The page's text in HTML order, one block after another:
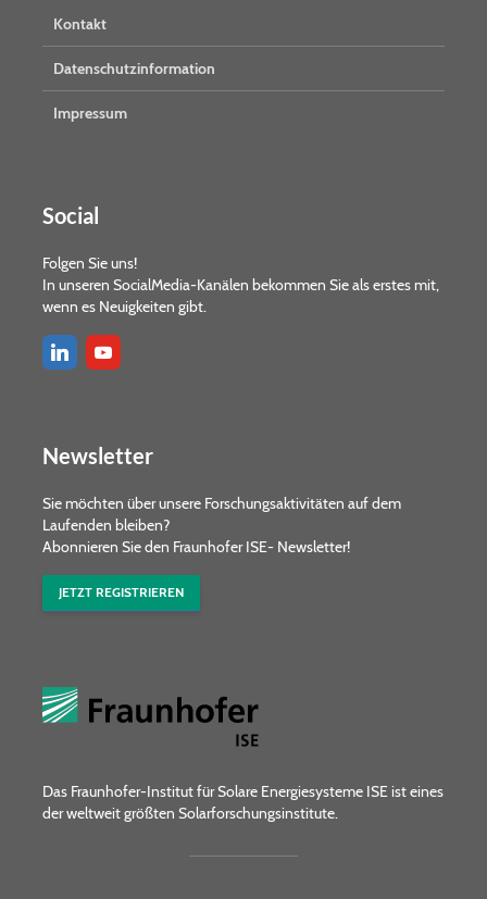
Kontakt
Datenschutzinformation
Impressum
Social
Folgen Sie uns!
In unseren SocialMedia-Kanälen bekommen Sie als erstes mit,
wenn es Neuigkeiten gibt.
Newsletter
Sie möchten über unsere Forschungs­aktivitäten auf dem
Laufenden bleiben?
Abonnieren Sie den Fraunhofer ISE- Newsletter!
JETZT REGISTRIEREN
Das Fraunhofer-Institut für Solare Energiesysteme ISE ist eines
der weltweit größten Solarforschungsinstitute.